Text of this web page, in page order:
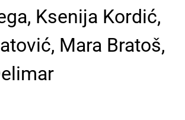
Ksenija Kordić,
Mara Bratoš,